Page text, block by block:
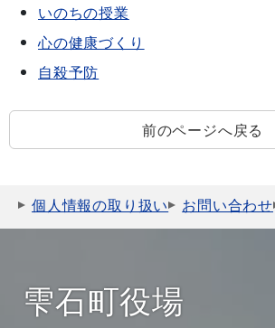
いのちの授業
心の健康づくり
自殺予防
前のページへ戻る
個人情報の取り扱い お問い合わせ
雫石町役場